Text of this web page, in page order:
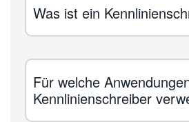
Was ist ein
Für welche
Kennlinienschreiber